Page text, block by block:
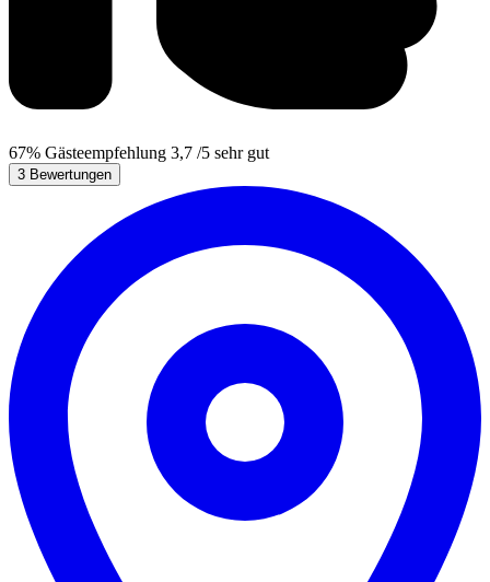
67% Gästeempfehlung 3,7 /5 sehr gut
3 Bewertungen